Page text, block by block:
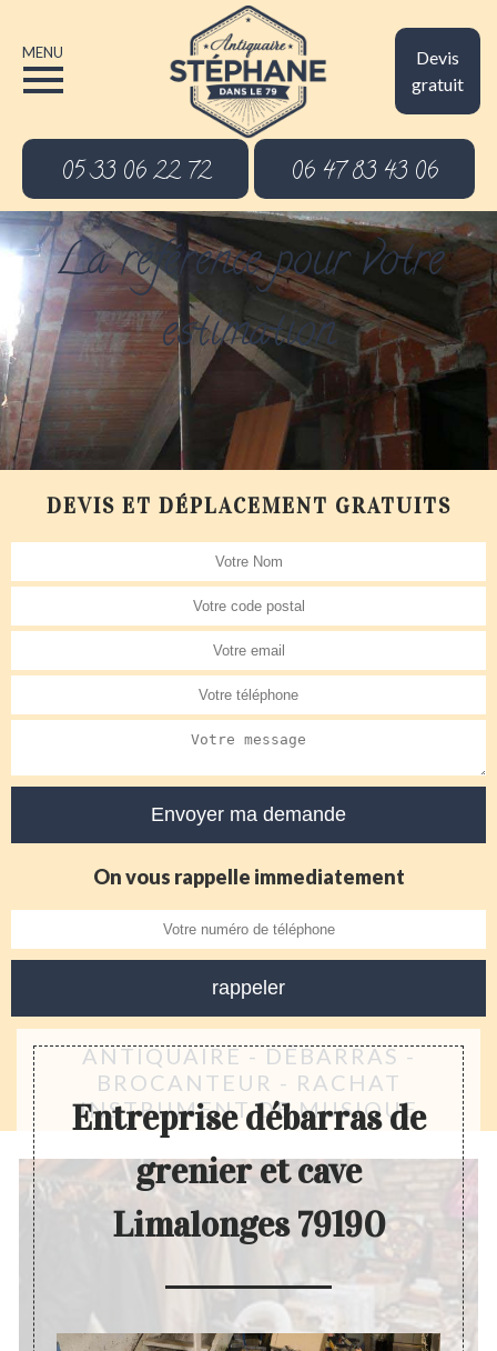
Devis
gratuit
MENU
05 33 06 22 72 06 47 83 43 06
La référence pour votre
estimation
DEVIS ET DÉPLACEMENT GRATUITS
On vous rappelle immediatement
ANTIQUAIRE - DÉBARRAS -
BROCANTEUR - RACHAT
INSTRUMENT DE MUSIQUE
Entreprise débarras de
grenier et cave
Limalonges 79190